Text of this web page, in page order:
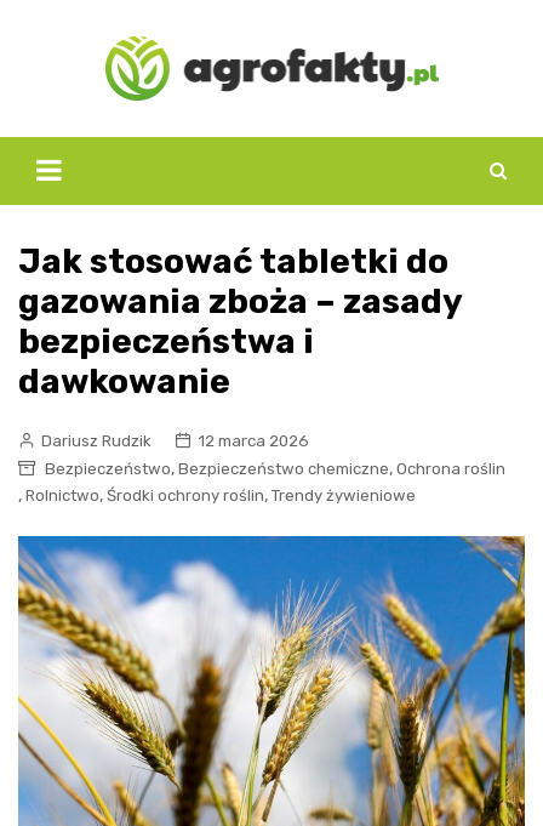
Jak stosować tabletki do
gazowania zboża – zasady
bezpieczeństwa i
dawkowanie
Dariusz Rudzik
12 marca 2026
Bezpieczeństwo, Bezpieczeństwo chemiczne, Ochrona roślin
, Rolnictwo, Środki ochrony roślin, Trendy żywieniowe